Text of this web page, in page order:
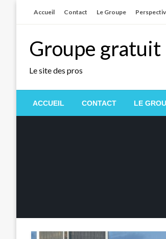
Accueil Contact Le Groupe
Groupe gratuit
Le site des pros
ACCUEIL CONTACT LE